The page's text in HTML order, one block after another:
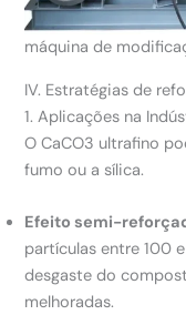
máquina de
IV. Estratégias de
1. Aplicações na
O CaCO3 ultrafino
fumo ou a sílica.
Efeito semi-
partículas entre 100
desgaste do
melhoradas.